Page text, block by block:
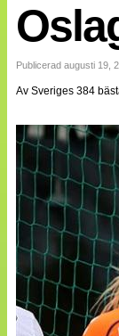
EM
Bloggar
Webb-TV
Cuper
Till
NÄTverket
Split vision
Om oss
Tipsa
Publicerad augusti 19,
Av Sveriges 384